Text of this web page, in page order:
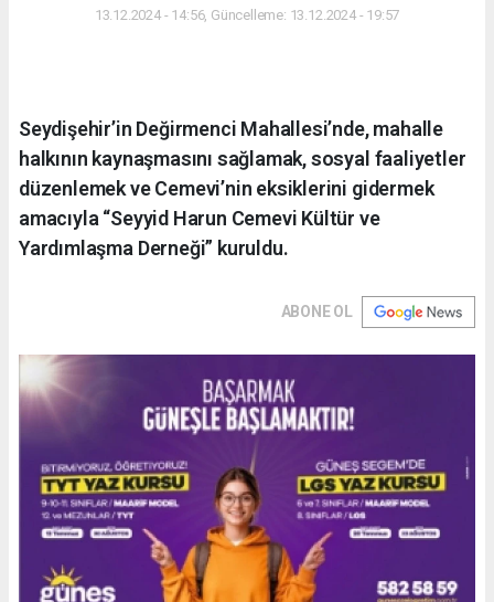
13.12.2024 - 14:56, Güncelleme: 13.12.2024 - 19:57
Seydişehir’in Değirmenci Mahallesi’nde, mahalle
halkının kaynaşmasını sağlamak, sosyal faaliyetler
düzenlemek ve Cemevi’nin eksiklerini gidermek
amacıyla “Seyyid Harun Cemevi Kültür ve
Yardımlaşma Derneği” kuruldu.
ABONE OL